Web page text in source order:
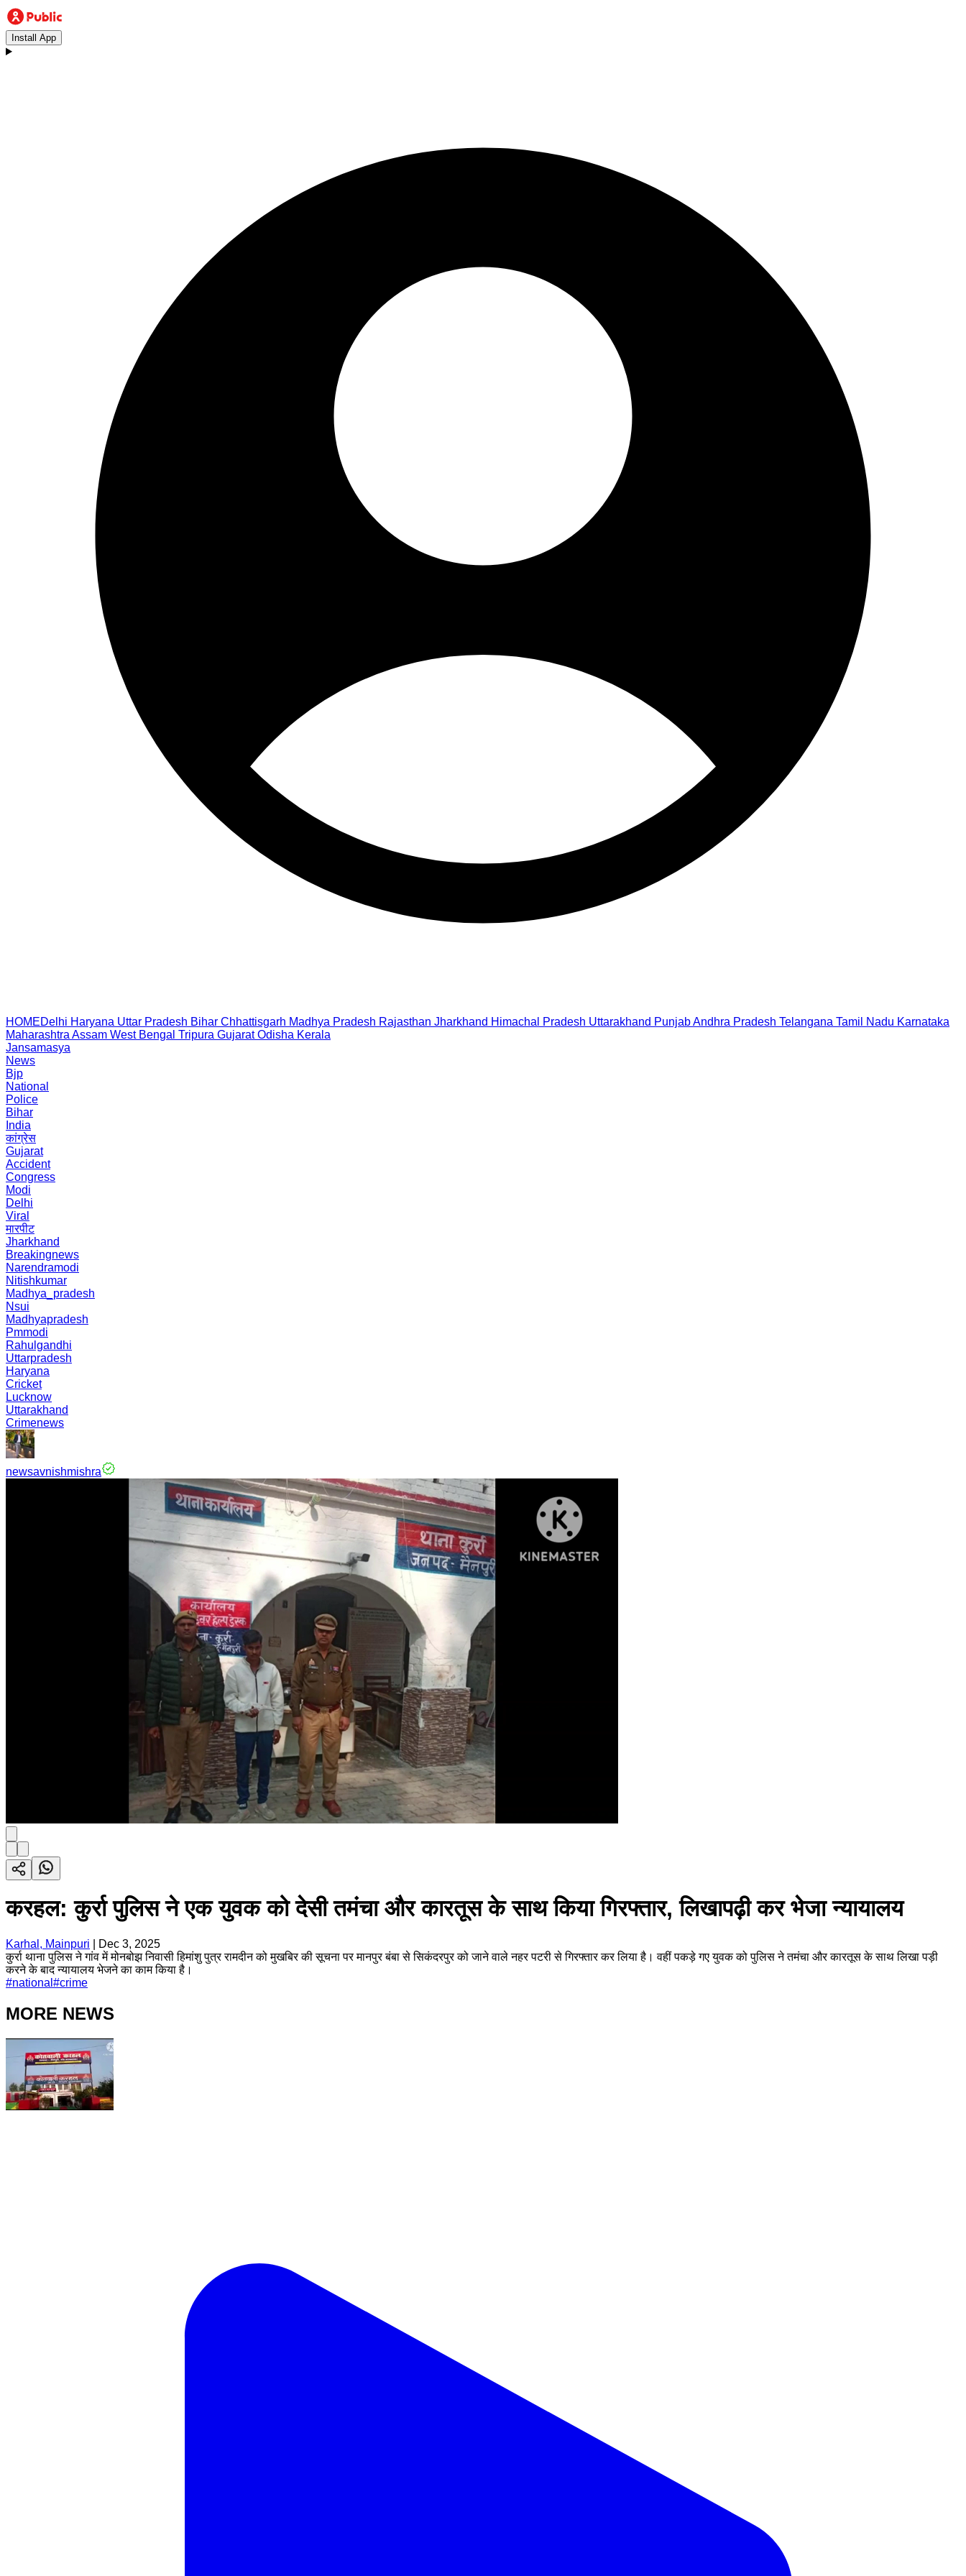
Install App
HOMEDelhi Haryana Uttar Pradesh Bihar Chhattisgarh Madhya Pradesh Rajasthan Jharkhand Himachal Pradesh Uttarakhand PunjabAndhra Pradesh Telangana Tamil Nadu Karnataka
Maharashtra Assam West Bengal Tripura Gujarat Odisha Kerala
Jansamasya
News
Bjp
National
Police
Bihar
India
कांग्रेस
Gujarat
Accident
Congress
Modi
Delhi
Viral
मारपीट
Jharkhand
Breakingnews
Narendramodi
Nitishkumar
Madhya_pradesh
Nsui
Madhyapradesh
Pmmodi
Rahulgandhi
Uttarpradesh
Haryana
Cricket
Lucknow
Uttarakhand
Crimenews
newsavnishmishra
करहल: कुर्रा पुलिस ने एक युवक को देसी तमंचा और कारतूस के साथ किया गिरफ्तार, लिखापढ़ी कर भेजा न्यायालय
Karhal, Mainpuri
Dec 3, 2025
कुर्रा थाना पुलिस ने गांव में मोनबोझ निवासी हिमांशु पुत्र रामदीन को मुखबिर की सूचना पर मानपुर बंबा से सिकंदरपुर को जाने वाले नहर पटरी से गिरफ्तार कर लिया है। वहीं पकड़े गए युवक को पुलिस ने तमंचा और कारतूस के साथ लिखा पड़ी
करने के बाद न्यायालय भेजने का काम किया है।
#national #crime
MORE NEWS